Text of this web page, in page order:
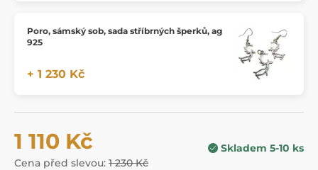
Poro, sámský sob, sada stříbrných šperků, ag
925
+ 1 230 Kč
1 110 Kč
Cena před slevou: 1 230 Kč
Skladem 5-10 ks